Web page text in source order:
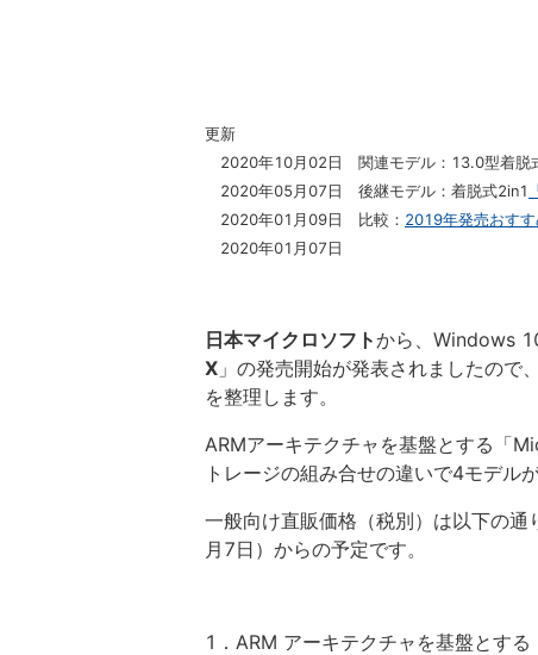
更新
2020年10月02日 関連モデル：13.0型着脱
2020年05月07日 後継モデル：着脱式2in1
2020年01月09日 比較： 2019年発売おす
2020年01月07日
日本マイクロソフトから、Windows
X 」の発売開始が発表されましたの
を整理します。
ARMアーキテクチャを基盤とする「
トレージの組み合せの違いで4モデル
一般向け直販価格（税別）は以下の
月7日）からの予定です。
1．ARM アーキテクチャを基盤とす